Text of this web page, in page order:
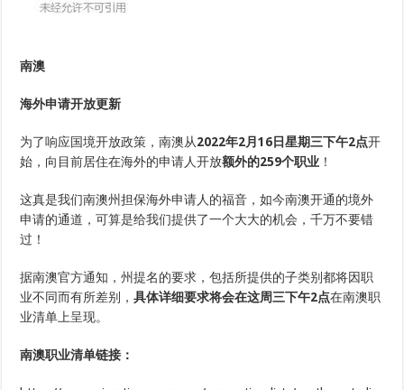
州
详
看
这
一
南澳
海外申请开放更新
为了响应国境开放政策，南澳从2022年2月16日星期三下午2点开
始，向目前居住在海外的申请人开放额外的259个职业 ！
这真是我们南澳州担保海外申请人的福音，如今南澳开通的境外
申请的通道，可算是给我们提供了一个大大的机会，千万不要错
过！
据南澳官方通知，州提名的要求，包括所提供的子类别都将因职
业不同而有所差别，具体详细要求将会在这周三下午2点在南澳职
业清单上呈现。
南澳职业清单链接：